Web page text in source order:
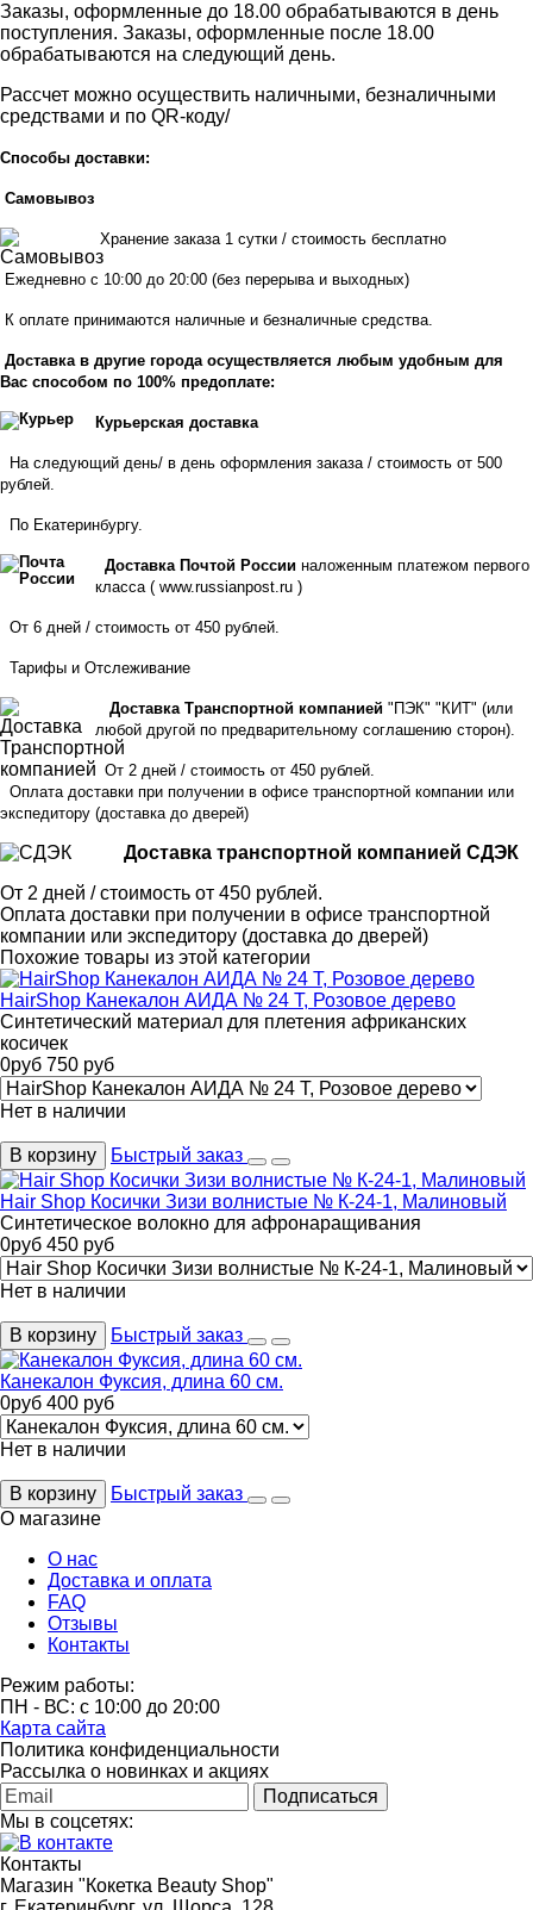
Заказы, оформленные до 18.00 обрабатываются в день
поступления. Заказы, оформленные после 18.00
обрабатываются на следующий день.
Рассчет можно осуществить наличными, безналичными
средствами и по QR-коду/
Способы доставки:
Самовывоз
Хранение заказа 1 сутки / стоимость бесплатно
Ежедневно с 10:00 до 20:00 (без перерыва и выходных)
К оплате принимаются наличные и безналичные средства.
Доставка в другие города осуществляется любым удобным для
Вас способом по 100% предоплате:
Курьерская доставка
На следующий день/ в день оформления заказа / стоимость от 500
рублей.
По Екатеринбургу.
Доставка Почтой России наложенным платежом первого
класса ( www.russianpost.ru )
От 6 дней / стоимость от 450 рублей.
Тарифы и Отслеживание
Доставка Транспортной компанией "ПЭК" "КИТ" (или
любой другой по предварительному соглашению сторон).
От 2 дней / стоимость от 450 рублей.
Оплата доставки при получении в офисе транспортной компании или
экспедитору (доставка до дверей)
Доставка транспортной компанией СДЭК
От 2 дней / стоимость от 450 рублей.
Оплата доставки при получении в офисе транспортной
компании или экспедитору (доставка до дверей)
Похожие товары из этой категории
HairShop Канекалон АИДА № 24 Т, Розовое дерево
Cинтетический материал для плетения африканских
косичек
0руб 750 руб
Нет в наличии
В корзину Быстрый заказ
Hair Shop Косички Зизи волнистые № К-24-1, Малиновый
Синтетическое волокно для афронаращивания
0руб 450 руб
Нет в наличии
В корзину Быстрый заказ
Канекалон Фуксия, длина 60 см.
0руб 400 руб
Нет в наличии
В корзину
Быстрый заказ
О магазине
О нас
Доставка и оплата
FAQ
Отзывы
Контакты
Режим работы:
ПН - ВС: с 10:00 до 20:00
Карта сайта
Политика конфиденциальности
Рассылка о новинках и акциях
Подписаться
Мы в соцсетях:
Контакты
Магазин "Кокетка Beauty Shop"